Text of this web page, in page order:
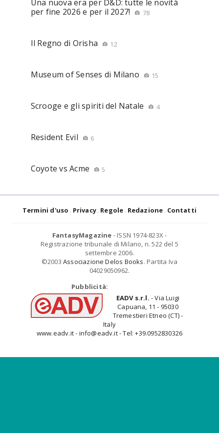
Una nuova era per D&D: tutte le novità
per fine 2026 e per il 2027!
78
Il Regno di Orisha 12
Museum of Senses di Milano 15
Scrooge e gli spiriti del Natale 4
Resident Evil 6
Coyote vs Acme 5
Termini d'uso Privacy Regole Redazione Contatti
FantasyMagazine - ISSN 1974-823X -
Registrazione tribunale di Milano, n. 522 del 5
settembre 2006.
©2003 Associazione Delos Books. Partita Iva
04029050962.
Pubblicità:
EADV s.r.l. - Via Luigi
Capuana, 11 - 95030
Tremestieri Etneo (CT) -
Italy
www.eadv.it - info@eadv.it - Tel: +39.0952830326